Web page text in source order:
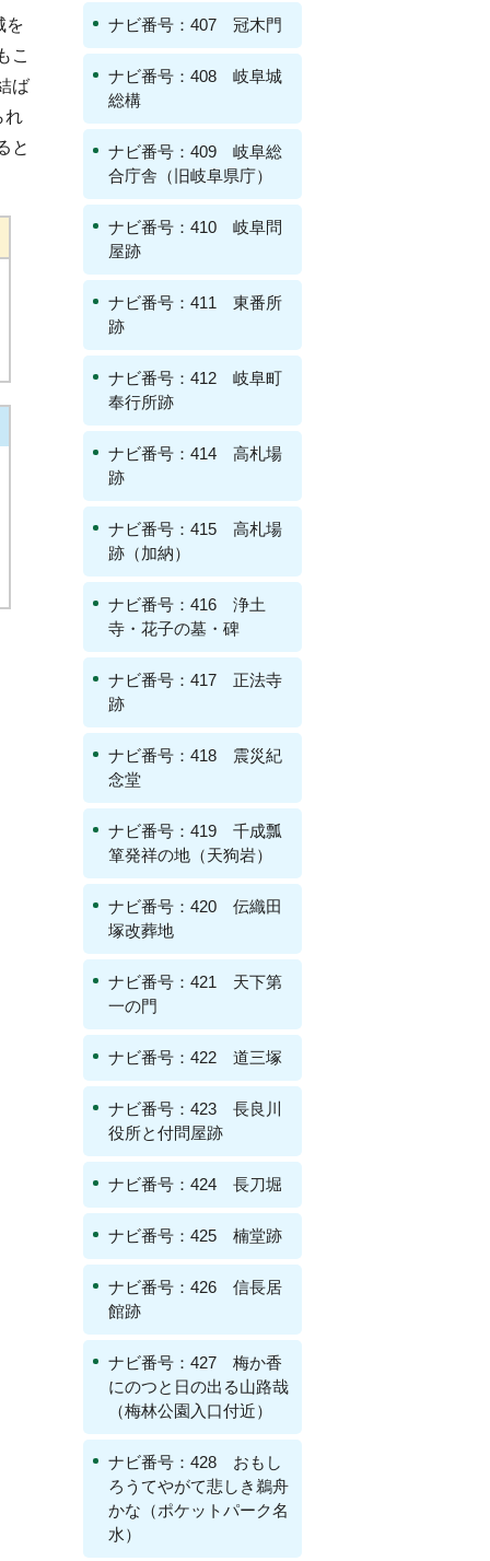
を
こ
ば
れ
と
ナビ番号：407 冠木門
ナビ番号：408 岐阜城
総構
ナビ番号：409 岐阜総
合庁舎（旧岐阜県庁）
ナビ番号：410 岐阜問
屋跡
ナビ番号：411 東番所
跡
ナビ番号：412 岐阜町
奉行所跡
ナビ番号：414 高札場
跡
ナビ番号：415 高札場
跡（加納）
ナビ番号：416 浄土
寺・花子の墓・碑
ナビ番号：417 正法寺
跡
ナビ番号：418 震災紀
念堂
ナビ番号：419 千成瓢
箪発祥の地（天狗岩）
ナビ番号：420 伝織田
塚改葬地
ナビ番号：421 天下第
一の門
ナビ番号：422 道三塚
ナビ番号：423 長良川
役所と付問屋跡
ナビ番号：424 長刀堀
ナビ番号：425 楠堂跡
ナビ番号：426 信長居
館跡
ナビ番号：427 梅か香
にのつと日の出る山路哉
（梅林公園入口付近）
ナビ番号：428 おもし
ろうてやがて悲しき鵜舟
かな（ポケットパーク名
水）